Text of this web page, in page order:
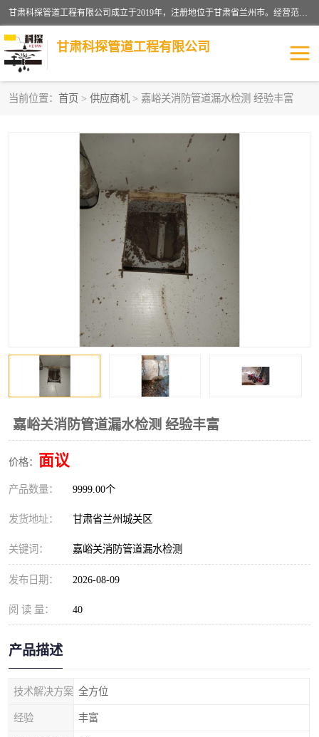
甘肃科探管道工程有限公司成立于2019年，注册地位于甘肃省兰州市。经营范围包括管道安装、清洗、疏通、维修、检测，防水工程，工程钻孔，化粪池清理，暖气安装，给排水管道安装维修，室内外管道如消防、供水、供热管道漏水检测定位，室内外防水堵漏等。
甘肃科探管道工程有限公司
当前位置： 首页 > 供应商机 > 嘉峪关消防管道漏水检测 经验丰富
嘉峪关消防管道漏水检测 经验丰富
价格： 面议
产品数量： 9999.00个
发货地址： 甘肃省兰州城关区
关键词： 嘉峪关消防管道漏水检测
发布日期： 2026-08-09
阅 读 量： 40
产品描述
技术解决方案 全方位
经验 丰富
漏水检查维修 消防管道漏水
供热管道漏水 排水管道漏水
自来水管漏水 管道疏通
高压车疏通清淤